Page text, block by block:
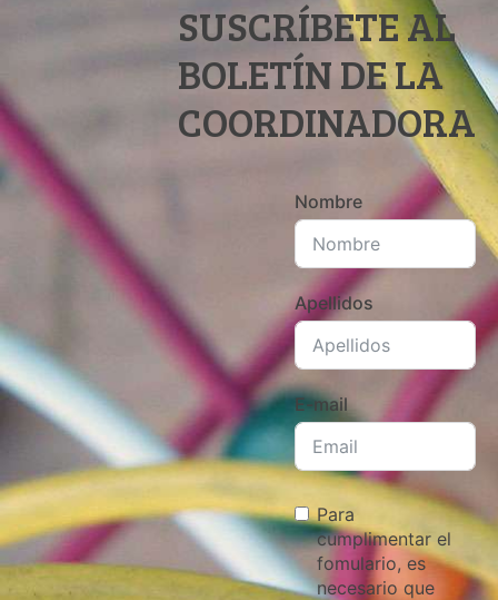
SUSCRÍBETE AL
BOLETÍN DE LA
COORDINADORA
Nombre
Apellidos
E-mail
Para
cumplimentar el
fomulario, es
necesario que